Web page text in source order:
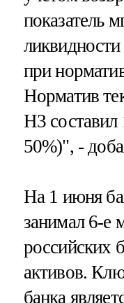
показатель
при
Норматив
Н3
50%)", -
На 1 июня
занимал 6-е
российских
активов.
банка